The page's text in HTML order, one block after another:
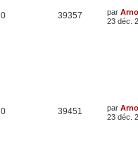
0 39357 par
23 déc.
0 39451 par
23 déc.